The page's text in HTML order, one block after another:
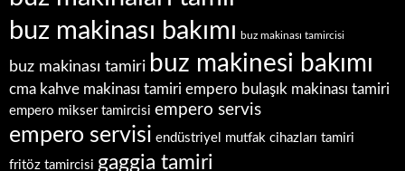
buz makinası bakımı buz makinası tamircisi
buz makinası tamiri buz makinesi bakımı
cma kahve makinası tamiri empero bulaşık makinası tamiri
empero mikser tamircisi empero servis
empero servisi endüstriyel mutfak cihazları tamiri
fritöz tamircisi gaggia tamiri